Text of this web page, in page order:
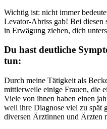
Wichtig ist: nicht immer
Levator-Abriss gab! Bei diesen
in Erwägung ziehen, dich
Du hast deutliche
tun:
Durch meine Tätigkeit als
mittlerweile einige Frauen, die
Viele von ihnen haben einen
weil ihre Diagnose viel zu spät
diversen Ärztinnen und Ärzten